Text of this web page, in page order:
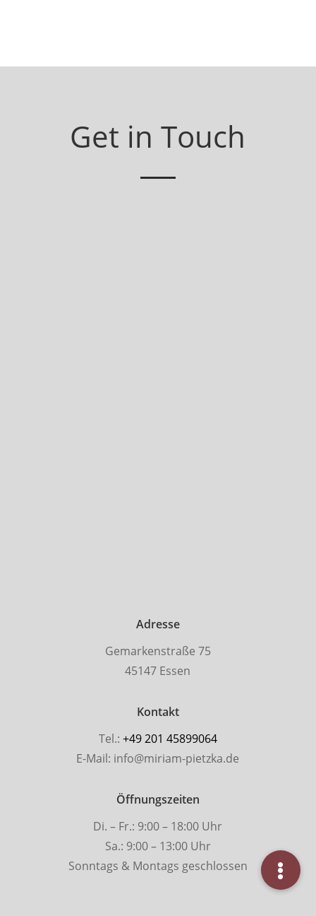
Get in Touch
Adresse
Gemarkenstraße 75
45147 Essen
Kontakt
Tel.: +49 201 45899064
E-Mail: info@miriam-pietzka.de
Öffnungszeiten
Di. – Fr.: 9:00 – 18:00 Uhr
Sa.: 9:00 – 13:00 Uhr
Sonntags & Montags geschlossen